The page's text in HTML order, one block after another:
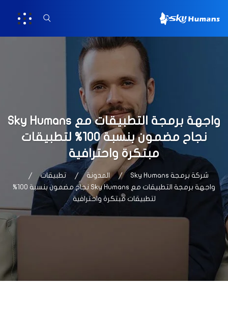
واجهة برمجة التطبيقات مع Sky Humans
نجاح مضمون بنسبة 100% لتطبيقات
مبتكرة واحترافية
شركة برمجة Sky Humans المدونة
تطبيقات
واجهة برمجة التطبيقات مع Sky Humans نجاح مضمون بنسبة 100%
لتطبيقات مبتكرة واحترافية